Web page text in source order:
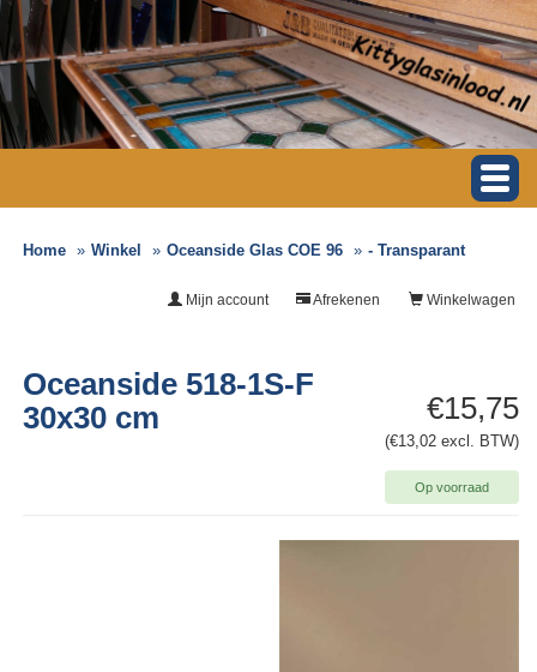
Home Winkel Oceanside Glas COE 96 - Transparant
Winkelwagen
Afrekenen
Mijn account
€15,75
(€13,02 excl. BTW)
Op voorraad
Oceanside 518-1S-F
30x30 cm